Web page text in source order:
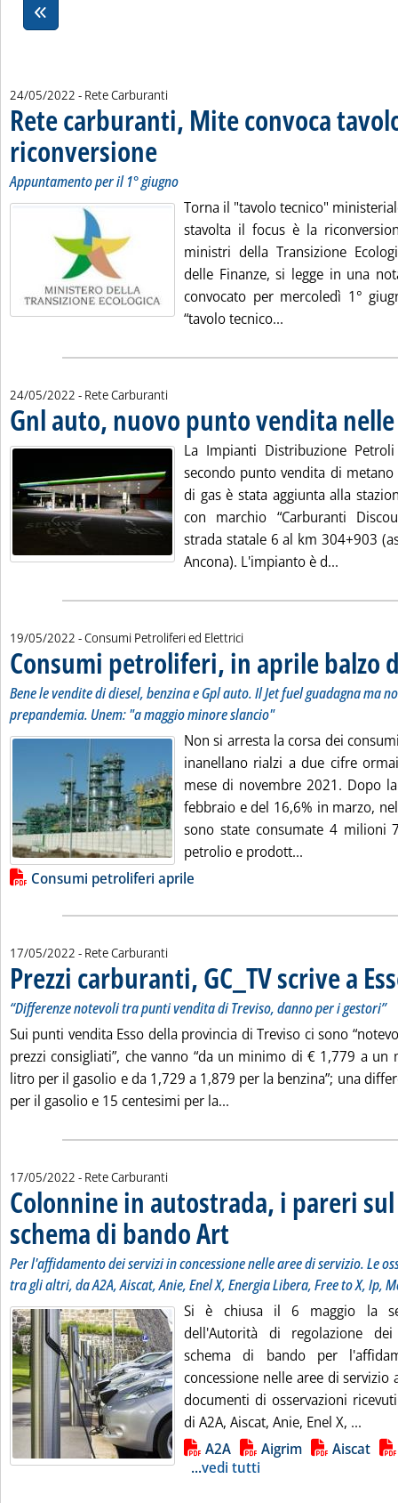
24/05/2022 - Rete Carburanti
Rete carburanti, Mite convoca
riconversione
Appuntamento per il 1° giugno
Torna il "tavolo tecnico"
stavolta il focus è la
ministri della Transizione
delle Finanze, si legge in una
convocato per mercoledì 1°
“tavolo tecnico...
24/05/2022 - Rete Carburanti
Gnl auto, nuovo punto vendita
La Impianti Distribuzione
secondo punto vendita di metano
di gas è stata aggiunta alla
con marchio “Carburanti
strada statale 6 al km 304+903
Ancona). L'impianto è d...
19/05/2022 - Consumi Petroliferi ed Elettrici
Consumi petroliferi, in aprile balzo
Bene le vendite di diesel, benzina e Gpl auto. Il Jet fuel guadagna ma
prepandemia. Unem: "a maggio minore slancio"
Non si arresta la corsa dei
inanellano rialzi a due cifre
mese di novembre 2021. Dopo
febbraio e del 16,6% in marzo,
sono state consumate 4 milioni
petrolio e prodott...
Lista allegati PDF alla notizia
Consumi petroliferi aprile
17/05/2022 - Rete Carburanti
Prezzi carburanti, GC_TV scrive a
“Differenze notevoli tra punti vendita di Treviso, danno per i gestori”
Sui punti vendita Esso della provincia di Treviso ci sono
prezzi consigliati”, che vanno “da un minimo di € 1,779 a
litro per il gasolio e da 1,729 a 1,879 per la benzina”; una
per il gasolio e 15 centesimi per la...
17/05/2022 - Rete Carburanti
Colonnine in autostrada, i pareri
schema di bando Art . Sottotitolo: Per l'affidamento dei
. Pubblicata martedì 17 maggio 2022
Per l'affidamento dei servizi in concessione nelle aree di servizio. Le
tra gli altri, da A2A, Aiscat, Anie, Enel X, Energia Libera, Free to X, Ip,
Si è chiusa il 6 maggio la
dell'Autorità di regolazione
schema di bando per
concessione nelle aree di
documenti di osservazioni
di A2A, Aiscat, Anie, Enel X, ...
Lista allegati PDF alla notizia
A2A Aigrim
Aiscat
...vedi tutti